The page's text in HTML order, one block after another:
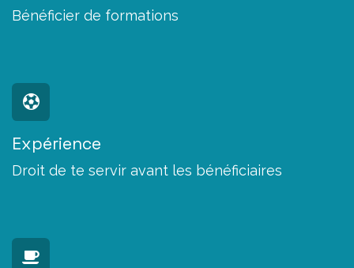
Bénéficier de formations
Expérience
Droit de te servir avant les bénéficiaires